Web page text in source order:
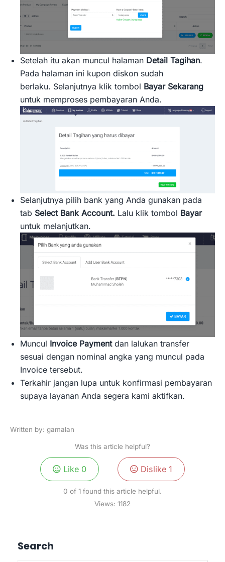
Setelah itu akan muncul halaman Detail Tagihan.
Pada halaman ini kupon diskon sudah
berlaku. Selanjutnya klik tombol Bayar Sekarang
untuk memproses pembayaran Anda.
Selanjutnya pilih bank yang Anda gunakan pada
tab Select Bank Account. Lalu klik tombol Bayar
untuk melanjutkan.
Muncul Invoice Payment dan lalukan transfer
sesuai dengan nominal angka yang muncul pada
Invoice tersebut.
Terkahir jangan lupa untuk konfirmasi pembayaran
supaya layanan Anda segera kami aktifkan.
Written by: gamalan
Was this article helpful?
Like 0 Dislike 1
0 of 1 found this article helpful.
Views: 1182
Search